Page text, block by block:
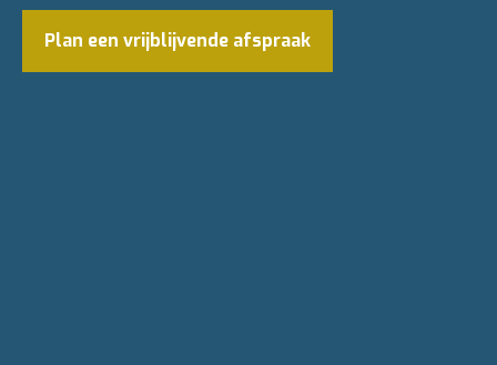
Plan een vrijblijvende afspraak